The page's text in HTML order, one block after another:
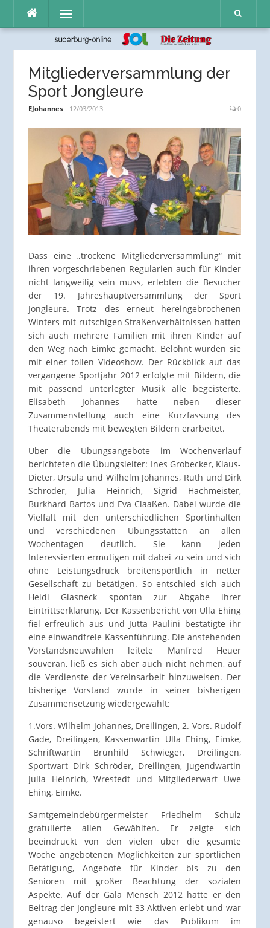
Inhalt
Menü
Mitgliederversammlung der
Sport Jongleure
EJohannes 12/03/2013 0
Dass eine „trockene Mitgliederversammlung“ mit
ihren vorgeschriebenen Regularien auch für Kinder
nicht langweilig sein muss, erlebten die Besucher
der 19. Jahreshauptversammlung der Sport
Jongleure. Trotz des erneut hereingebrochenen
Winters mit rutschigen Straßenverhältnissen hatten
sich auch mehrere Familien mit ihren Kinder auf
den Weg nach Eimke gemacht. Belohnt wurden sie
mit einer tollen Videoshow. Der Rückblick auf das
vergangene Sportjahr 2012 erfolgte mit Bildern, die
mit passend unterlegter Musik alle begeisterte.
Elisabeth Johannes hatte neben dieser
Zusammenstellung auch eine Kurzfassung des
Theaterabends mit bewegten Bildern erarbeitet.
Über die Übungsangebote im Wochenverlauf
berichteten die Übungsleiter: Ines Grobecker, Klaus-
Dieter, Ursula und Wilhelm Johannes, Ruth und Dirk
Schröder, Julia Heinrich, Sigrid Hachmeister,
Burkhard Bartos und Eva Claaßen. Dabei wurde die
Vielfalt mit den unterschiedlichen Sportinhalten
und verschiedenen Übungsstätten an allen
Wochentagen deutlich. Sie kann jeden
Interessierten ermutigen mit dabei zu sein und sich
ohne Leistungsdruck breitensportlich in netter
Gesellschaft zu betätigen. So entschied sich auch
Heidi Glasneck spontan zur Abgabe ihrer
Eintrittserklärung. Der Kassenbericht von Ulla Ehing
fiel erfreulich aus und Jutta Paulini bestätigte ihr
eine einwandfreie Kassenführung. Die anstehenden
Vorstandsneuwahlen leitete Manfred Heuer
souverän, ließ es sich aber auch nicht nehmen, auf
die Verdienste der Vereinsarbeit hinzuweisen. Der
bisherige Vorstand wurde in seiner bisherigen
Zusammensetzung wiedergewählt:
1.Vors. Wilhelm Johannes, Dreilingen, 2. Vors. Rudolf
Gade, Dreilingen, Kassenwartin Ulla Ehing, Eimke,
Schriftwartin Brunhild Schwieger, Dreilingen,
Sportwart Dirk Schröder, Dreilingen, Jugendwartin
Julia Heinrich, Wrestedt und Mitgliederwart Uwe
Ehing, Eimke.
Samtgemeindebürgermeister Friedhelm Schulz
gratulierte allen Gewählten. Er zeigte sich
beeindruckt von den vielen über die gesamte
Woche angebotenen Möglichkeiten zur sportlichen
Betätigung, Angebote für Kinder bis zu den
Senioren mit großer Beachtung der sozialen
Aspekte. Auf der Gala Mensch 2012 hatte er den
Beitrag der Jongleure mit 33 Aktiven erlebt und war
genauso begeistert wie das Publikum im